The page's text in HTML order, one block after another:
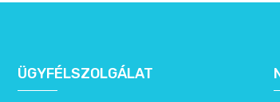
ÜGYFÉLSZOLGÁLAT